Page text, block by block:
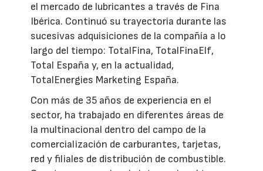
el mercado de lubricantes a través de Fina
Ibérica. Continuó su trayectoria durante las
sucesivas adquisiciones de la compañía a lo
largo del tiempo: TotalFina, TotalFinaElf,
Total España y, en la actualidad,
TotalEnergies Marketing España.
Con más de 35 años de experiencia en el
sector, ha trabajado en diferentes áreas de
la multinacional dentro del campo de la
comercialización de carburantes, tarjetas,
red y filiales de distribución de combustible.